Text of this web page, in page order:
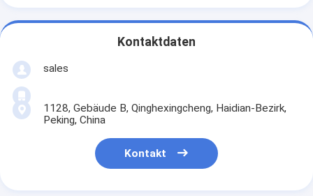
Kontaktdaten
sales
1128, Gebäude B, Qinghexingcheng, Haidian-Bezirk,
Peking, China
Kontakt